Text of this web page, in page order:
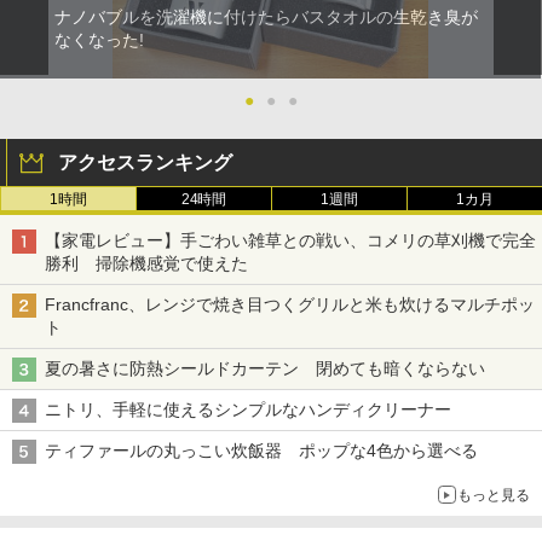
ナノバブルを洗濯機に付けたらバスタオルの生乾き臭が
なくなった!
● ● ●
アクセスランキング
1時間 24時間 1週間 1カ月
【家電レビュー】手ごわい雑草との戦い、コメリの草刈機で完全
勝利 掃除機感覚で使えた
Francfranc、レンジで焼き目つくグリルと米も炊けるマルチポッ
ト
夏の暑さに防熱シールドカーテン 閉めても暗くならない
ニトリ、手軽に使えるシンプルなハンディクリーナー
ティファールの丸っこい炊飯器 ポップな4色から選べる
もっと見る